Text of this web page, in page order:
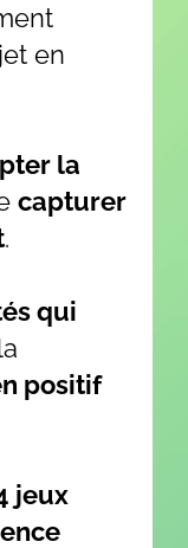
en
la
capturer
.
qui
positif
jeux